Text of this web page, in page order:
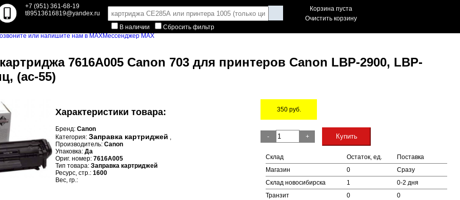
+7 (951) 361-68-19
t89513616819@yandex.ru
В наличии
Сбросить фильтр
Корзина пуста
Очистить корзину
Мессенджер MAX
7616A005 Canon 703 для принтеров Canon LBP-2900, LBP-
(ac-55)
Характеристики товара:
Бренд: Canon
Категория: Заправка картриджей ,
Производитель: Canon
Упаковка: Да
Ориг. номер: 7616A005
Тип товара: Заправка картриджей
Ресурс, стр.: 1600
Вес, гр.:
350руб.
-
+ Купить
Склад Остаток, ед.
Поставка
Магазин
0
Сразу
Склад новосибирска
1
0-2 дня
Транзит
0
0